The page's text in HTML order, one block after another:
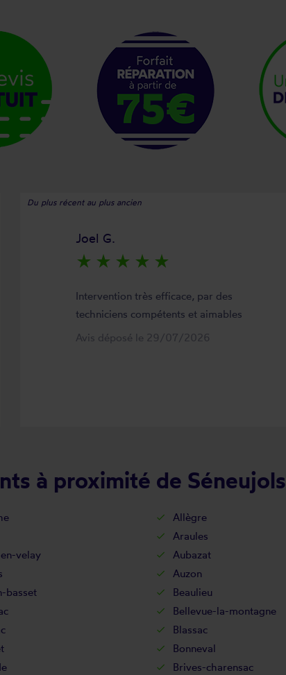
Du plus récent au plus ancien
Joel G.
star_rate star_rate star_rate star_rate star_rate
Intervention très efficace, par des
techniciens compétents et aimables
Avis déposé le 29/07/2026
à proximité de Séneujols
Allègre
Araules
velay Aubazat
Auzon
basset Beaulieu
Bellevue-la-montagne
Blassac
Bonneval
Brives-charensac